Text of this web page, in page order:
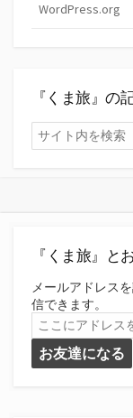
WordPress.org
『くま旅』の
検
索
『くま旅』と
メールアドレス
信できます。
こ
こ
に
ア
お友達になる